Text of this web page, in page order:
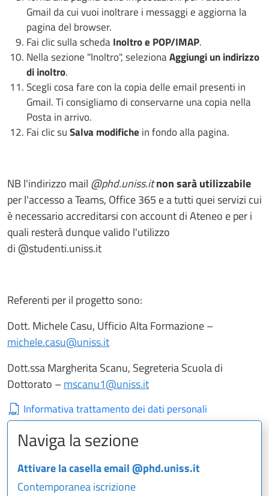
Gmail da cui vuoi inoltrare i messaggi e aggiorna la
pagina del browser.
Fai clic sulla schedaInoltro e POP/IMAP.
Nella sezione "Inoltro", selezionaAggiungi un indirizzo
di inoltro.
Scegli cosa fare con la copia delle email presenti in
Gmail. Ti consigliamo di conservarne una copia nella
Posta in arrivo.
Fai clic suSalva modifiche in fondo alla pagina.
NB l'indirizzo mail @phd.uniss.itnon sarà utilizzabile
per l'accesso a Teams, Office 365 e a tutti quei servizi cui
è necessario accreditarsi con account di Ateneo e per i
quali resterà dunque valido l'utilizzo
di @studenti.uniss.it
Referenti per il progetto sono:
Dott. Michele Casu, Ufficio Alta Formazione –
michele.casu@uniss.it
Dott.ssa Margherita Scanu, Segreteria Scuola di
Dottorato –mscanu1@uniss.it
Informativa trattamento dei dati personali
Naviga la sezione
Attivare la casella email @phd.uniss.it
Contemporanea iscrizione